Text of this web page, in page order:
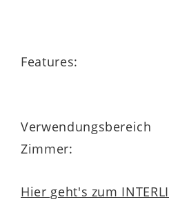
Features:
Verwendungsbereich
Zimmer:
Hier geht's zum